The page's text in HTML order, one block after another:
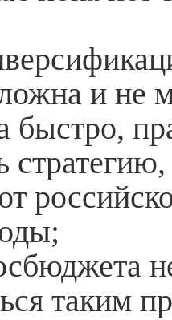
и не
быстро,
таким